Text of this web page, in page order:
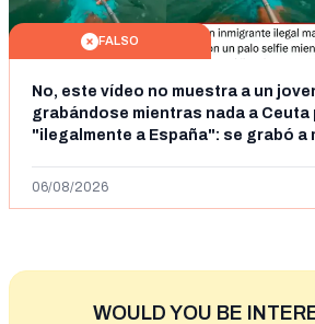
FALSO
No, este vídeo no muestra a un
grabándose mientras nada a Ceuta
"ilegalmente a España": se grabó a
06/08/2026
WOULD YOU BE